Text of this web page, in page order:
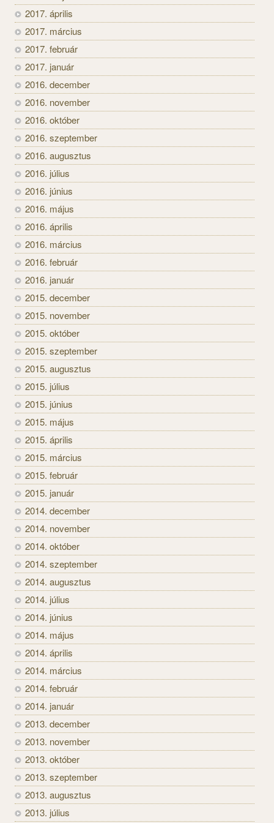
2017. április
2017. március
2017. február
2017. január
2016. december
2016. november
2016. október
2016. szeptember
2016. augusztus
2016. július
2016. június
2016. május
2016. április
2016. március
2016. február
2016. január
2015. december
2015. november
2015. október
2015. szeptember
2015. augusztus
2015. július
2015. június
2015. május
2015. április
2015. március
2015. február
2015. január
2014. december
2014. november
2014. október
2014. szeptember
2014. augusztus
2014. július
2014. június
2014. május
2014. április
2014. március
2014. február
2014. január
2013. december
2013. november
2013. október
2013. szeptember
2013. augusztus
2013. július